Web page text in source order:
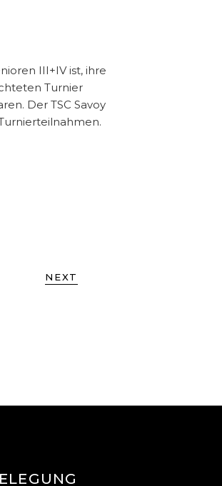
III+IV ist, ihre
Turnier
Der TSC Savoy
NEXT